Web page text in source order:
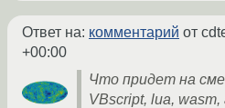
Ответ на: комментарий от
+00:00
Что придет на
VBscript, lua,